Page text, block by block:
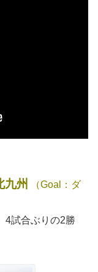
九州
（Goal：ダ
4試合ぶりの2勝